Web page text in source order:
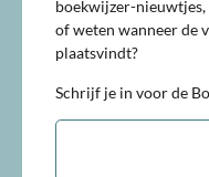
boekwijzer-
of weten wanneer de
plaatsvindt?
Schrijf je in voor de
E-